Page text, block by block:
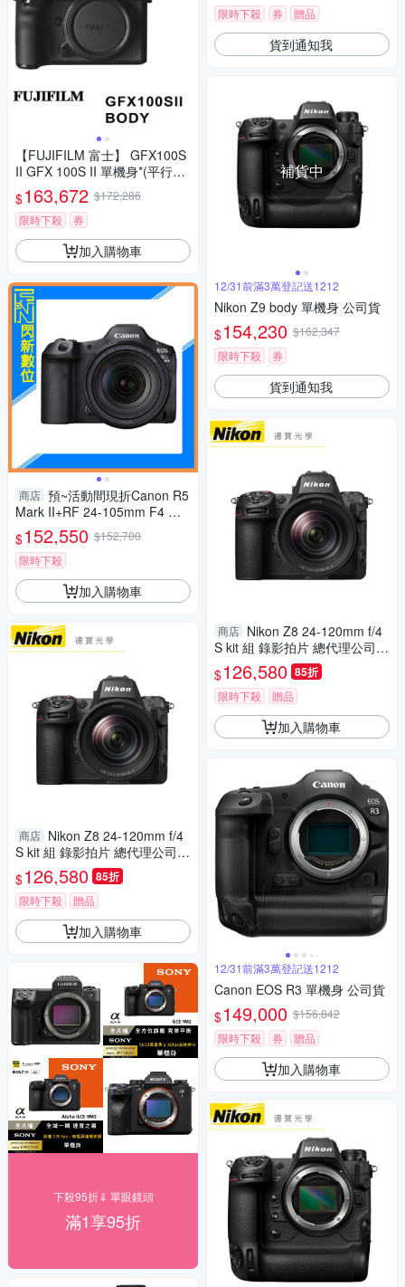
【FUJIFILM 富士】 GFX100S
II GFX 100S II 單機身*(平行輸
入)
$163,672 $172,286
限時下殺
券
加入購物車
商店 預~活動間現折Canon R5
Mark II+RF 24-105mm F4 鏡
組(R5II,公司貨)
$152,550 $152,700
限時下殺
加入購物車
商店 Nikon Z8 24-120mm f/4
S kit 組 錄影拍片 總代理公司貨
8/31前登錄送PGY聯名背帶
$126,580 85折
限時下殺 贈品
加入購物車
下殺95折⇓ 單眼鏡頭
滿1享95折
限時下殺 券 贈品
貨到通知我
補貨中
12/31前滿3萬登記送1212
Nikon Z9 body 單機身 公司貨
$154,230 $162,347
限時下殺
券
貨到通知我
商店 Nikon Z8 24-120mm f/4
S kit 組 錄影拍片 總代理公司貨
8/31前登錄送PGY聯名背帶
$126,580 85折
限時下殺 贈品
加入購物車
12/31前滿3萬登記送1212
Canon EOS R3 單機身 公司貨
$149,000 $156,842
限時下殺
券 贈品
加入購物車